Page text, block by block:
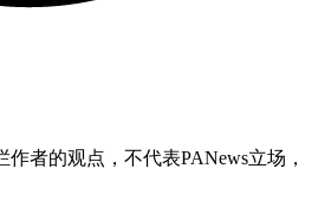
作者的观点，不代表PANews立场，